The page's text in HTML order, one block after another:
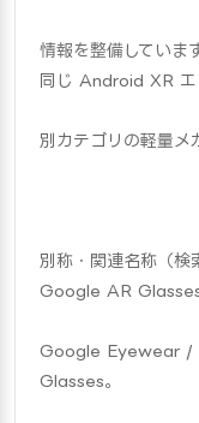
情報を整備していま
同じ Android XR エ
別カテゴリの軽量メ
別称・関連名称（
Google AR
Google Eyewear
Glasses。